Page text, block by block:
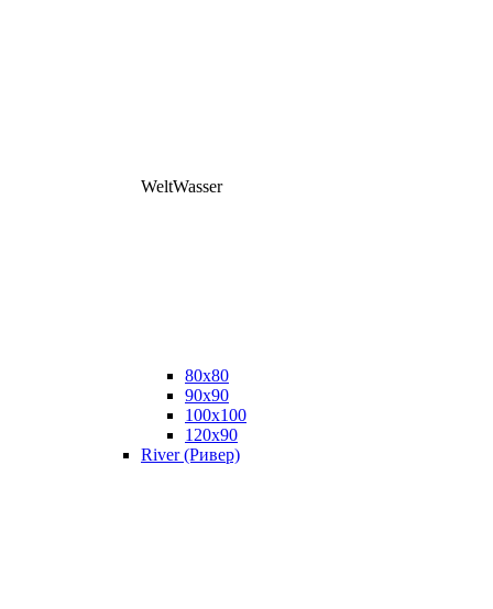
WeltWasser
80x80
90x90
100x100
120x90
River (Ривер)